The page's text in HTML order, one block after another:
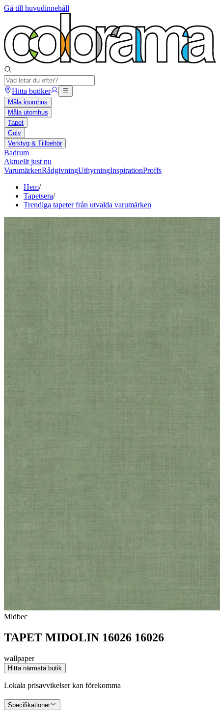
Gå till huvudinnehåll
Hitta butiker
Måla inomhus
Måla utomhus
Tapet
Golv
Verktyg & Tillbehör
Badrum
Aktuellt just nu
VarumärkenRådgivningUthyrningInspirationProffs
Hem/
Tapetsera/
Trendiga tapeter från utvalda varumärken
Midbec
TAPET MIDOLIN 16026 16026
wallpaper
Hitta närmsta butik
Lokala prisavvikelser kan förekomma
Specifikationer